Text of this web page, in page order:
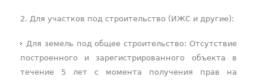
2. Для участков под строительство (ИЖС и другие):
Для земель под общее строительство: Отсутствие
построенного и зарегистрированного объекта в
течение 5 лет с момента получения прав на